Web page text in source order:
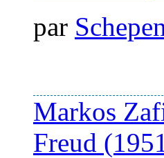
par
Markos
Freud